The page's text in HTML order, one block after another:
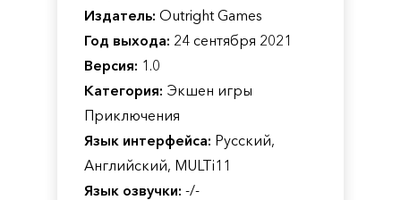
Издатель: Outright Games
Год выхода: 24 сентября 2021
Версия: 1.0
Категория: Экшен игры
Приключения
Язык интерфейса: Русский,
Английский, MULTi11
Язык озвучки: -/-